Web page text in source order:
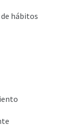
hábitos